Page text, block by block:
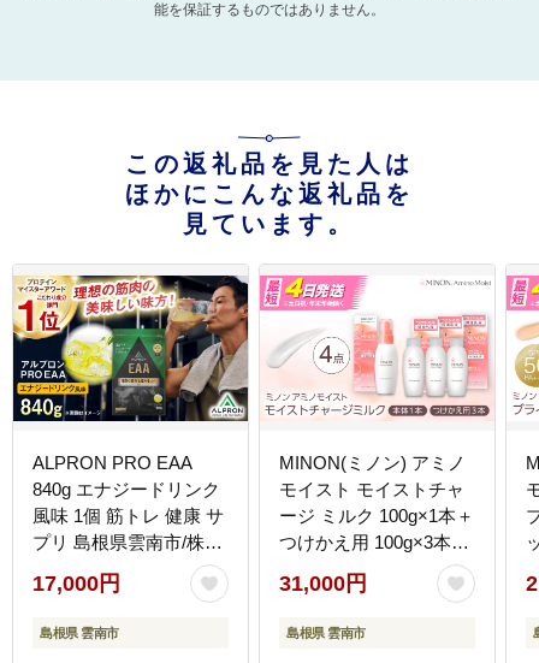
能を保証するものではありません。
この返礼品を見た人は
ほかにこんな返礼品を
見ています。
ALPRON PRO EAA
840g エナジードリンク
風味 1個 筋トレ 健康 サ
プリ 島根県雲南市/株式
会社アルプロン
[AIAL088]
17,000円
島根県 雲南市
MINON(ミノン) アミノ
モイスト モイストチャ
ージ ミルク 100g×1本＋
つけかえ用 100g×3本セ
ット 計4点 貯水肌 保水
乳液 美容 美肌 メイク
スキンケア 島根県雲南
31,000円
島根県 雲南市